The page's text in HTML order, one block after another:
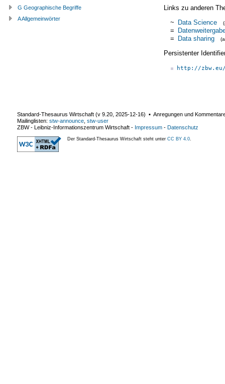
Links zu anderen
~ Data Science
=
= Data sharing
Persistenter
http://
G Geographische Begriffe
A Allgemeinwörter
Standard-Thesaurus Wirtschaft (v 9.20 2025-12-16) ▪ Anregungen und
Mailinglisten: stw-announce stw-user
ZBW - Leibniz-Informationszentrum Wirtschaft - Impressum - Datenschutz
Der Standard-Thesaurus Wirtschaft steht unter CC BY 4.0